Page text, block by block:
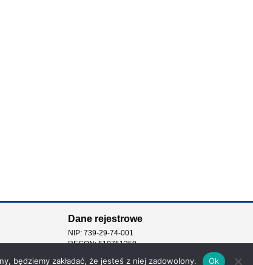
Dane rejestrowe
NIP: 739-29-74-001
REGON: 510751250
będziemy zakładać, że jesteś z niej zadowolony. Ok